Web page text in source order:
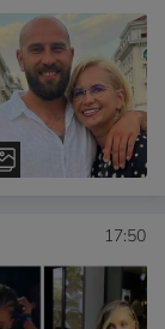
17:50